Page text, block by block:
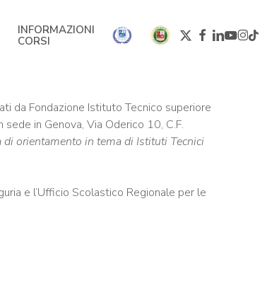
INFORMAZIONI
CORSI
X-
TWITTER
FACEBOOK
LINKEDIN
YOUTUBE
da Fondazione Istituto Tecnico superiore
in Genova, Via Oderico 10, C.F.
orientamento in tema di Istituti Tecnici
e l’Ufficio Scolastico Regionale per le